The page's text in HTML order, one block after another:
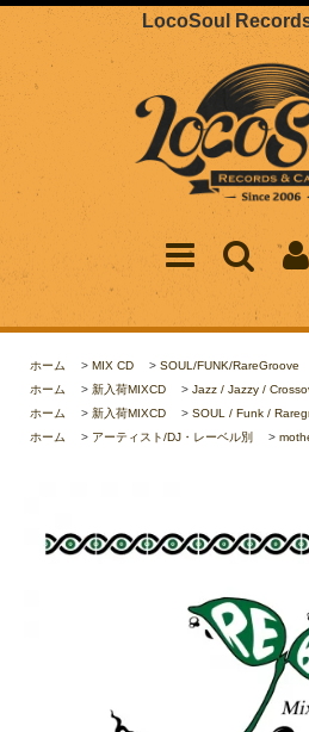
LocoSoul
ホーム > MIX CD > SOUL/FUNK/RareGroove
ホーム
> 新入荷MIXCD > Jazz / Jazzy /
ホーム
> 新入荷MIXCD > SOUL / Funk /
ホーム
> アーティスト/DJ・レーベル別 >